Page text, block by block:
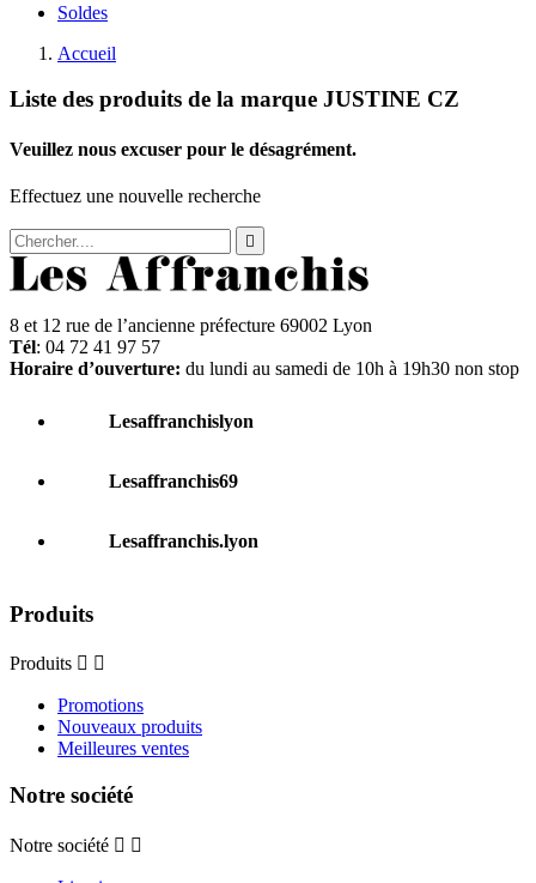
Soldes
Accueil
Liste des produits de la marque JUSTINE CZ
Veuillez nous excuser pour le désagrément.
Effectuez une nouvelle recherche

8 et 12 rue de l’ancienne préfecture 69002 Lyon
Tél: 04 72 41 97 57
Horaire d’ouverture: du lundi au samedi de 10h à 19h30 non stop
Lesaffranchislyon
Lesaffranchis69
Lesaffranchis.lyon
Produits
Produits  
Promotions
Nouveaux produits
Meilleures ventes
Notre société
Notre société  